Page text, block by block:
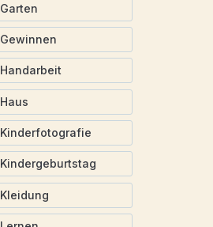
Garten
Gewinnen
Handarbeit
Haus
Kinderfotografie
Kindergeburtstag
Kleidung